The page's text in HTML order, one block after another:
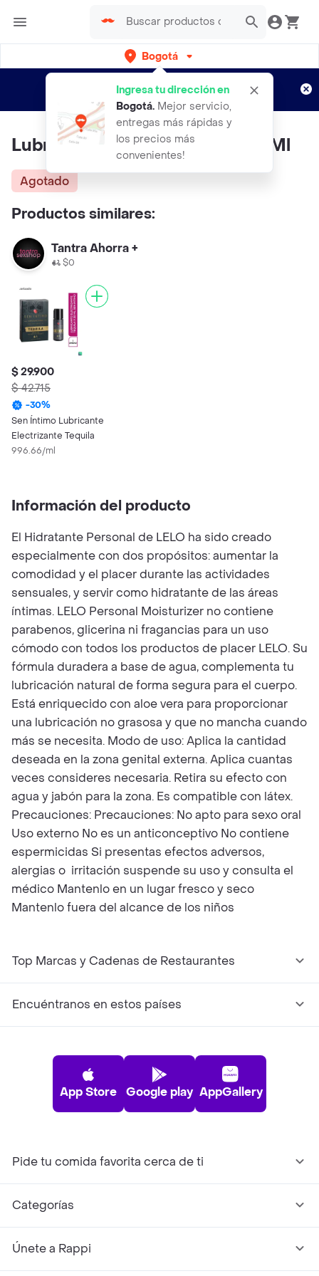
Bogotá
Ingresa tu dirección en
Bogotá. Mejor servicio,
entregas más rápidas y
los precios más
convenientes!
envíos gratis por semanas
Aplican TyC
Lubricante Premium LELO 150 Ml
Agotado
Productos similares:
Tantra Ahorra +
$0
$ 29.900
$ 42.715
-30%
Sen Íntimo Lubricante
Electrizante Tequila
996.66/ml
Información del producto
El Hidratante Personal de LELO ha sido creado
especialmente con dos propósitos: aumentar la
comodidad y el placer durante las actividades
sensuales, y servir como hidratante de las áreas
íntimas. LELO Personal Moisturizer no contiene
parabenos, glicerina ni fragancias para un uso
cómodo con todos los productos de placer LELO. Su
fórmula duradera a base de agua, complementa tu
lubricación natural de forma segura para el cuerpo.
Está enriquecido con aloe vera para proporcionar
una lubricación no grasosa y que no mancha cuando
más se necesita. Modo de uso: Aplica la cantidad
deseada en la zona genital externa. Aplica cuantas
veces consideres necesaria. Retira su efecto con
agua y jabón para la zona. Es compatible con látex.
Precauciones: Precauciones: No apto para sexo oral
Uso externo No es un anticonceptivo No contiene
espermicidas Si presentas efectos adversos,
alergias o irritación suspende su uso y consulta el
médico Mantenlo en un lugar fresco y seco
Mantenlo fuera del alcance de los niños
Top Marcas y Cadenas de Restaurantes
Encuéntranos en estos países
App Store Google play AppGallery
Pide tu comida favorita cerca de ti
Categorías
Únete a Rappi